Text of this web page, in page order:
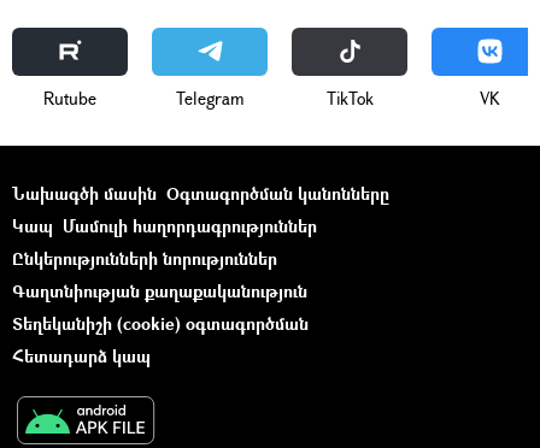
Rutube Telegram ТikТоk VK
Նախագծի մասին Օգտագործման կանոնները
Կապ Մամուլի հաղորդագրություններ
Ընկերությունների նորություններ
Գաղտնիության քաղաքականություն
Տեղեկանիշի (cookie) օգտագործման
Հետադարձ կապ